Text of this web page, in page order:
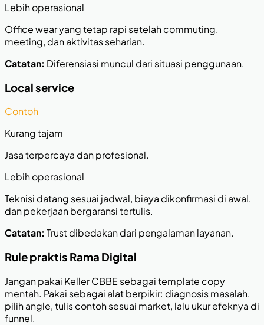
Lebih operasional
Office wear yang tetap rapi setelah commuting,
meeting, dan aktivitas seharian.
Catatan: Diferensiasi muncul dari situasi penggunaan.
Local service
Contoh
Kurang tajam
Jasa terpercaya dan profesional.
Lebih operasional
Teknisi datang sesuai jadwal, biaya dikonfirmasi di awal,
dan pekerjaan bergaransi tertulis.
Catatan: Trust dibedakan dari pengalaman layanan.
Rule praktis Rama Digital
Jangan pakai Keller CBBE sebagai template copy
mentah. Pakai sebagai alat berpikir: diagnosis masalah,
pilih angle, tulis contoh sesuai market, lalu ukur efeknya di
funnel.